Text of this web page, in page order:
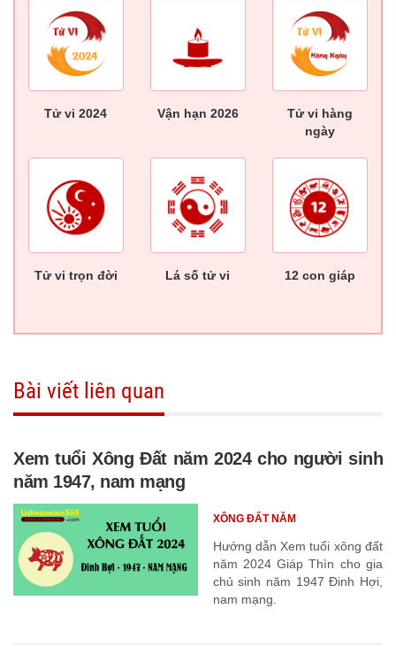
Tử vi 2024 Vận hạn 2026
Tử vi hàng
ngày
Tử vi trọn đời Lá số tử vi 12 con giáp
Bài viết liên quan
Xem tuổi Xông Đất năm 2024 cho người sinh
năm 1947, nam mạng
Hướng dẫn Xem tuổi xông đất
năm 2024 Giáp Thìn cho gia
chủ sinh năm 1947 Đinh Hợi,
nam mạng.
XÔNG ĐẤT NĂM